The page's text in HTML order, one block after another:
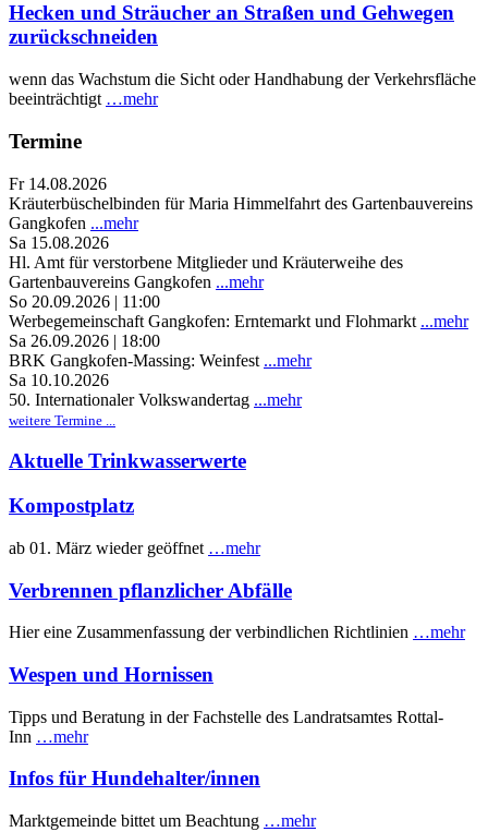
Hecken und Sträucher an Straßen und Gehwegen
zurückschneiden
wenn das Wachstum die Sicht oder Handhabung der Verkehrsfläche
beeinträchtigt …mehr
Termine
Fr 14.08.2026
Kräuterbüschelbinden für Maria Himmelfahrt des Gartenbauvereins
Gangkofen ...mehr
Sa 15.08.2026
Hl. Amt für verstorbene Mitglieder und Kräuterweihe des
Gartenbauvereins Gangkofen ...mehr
So 20.09.2026 | 11:00
Werbegemeinschaft Gangkofen: Erntemarkt und Flohmarkt ...mehr
Sa 26.09.2026 | 18:00
BRK Gangkofen-Massing: Weinfest ...mehr
Sa 10.10.2026
50. Internationaler Volkswandertag ...mehr
weitere Termine ...
Aktuelle Trinkwasserwerte
Kompostplatz
ab 01. März wieder geöffnet …mehr
Verbrennen pflanzlicher Abfälle
Hier eine Zusammenfassung der verbindlichen Richtlinien …mehr
Wespen und Hornissen
Tipps und Beratung in der Fachstelle des Landratsamtes Rottal-
Inn …mehr
Infos für Hundehalter/innen
Marktgemeinde bittet um Beachtung …mehr